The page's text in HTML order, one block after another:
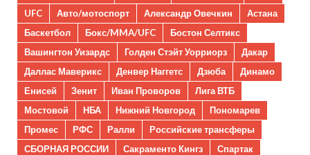
UFC
Авто/мотоспорт Александр Овечкин
Астана
Баскетбол
Бокс/MMA/UFC
Бостон Селтикс
Вашингтон Уизардс
Голден Стэйт Уорриорз
Дакар
Даллас Маверикс
Денвер Наггетс Дзюба
Динамо
Енисей
Зенит Иван Проворов
Лига ВТБ
Мостовой
НБА Нижний Новгород
Пономарев
Промес
РФС Ралли
Российские трансферы
СБОРНАЯ РОССИИ
Сакраменто Кингз
Спартак